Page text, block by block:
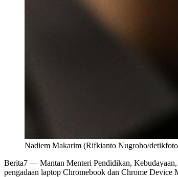
Nadiem Makarim (Rifkianto Nugroho/
Berita7 — Mantan Menteri Pendidikan, Kebudayaan,
pengadaan laptop Chromebook dan Chrome Device